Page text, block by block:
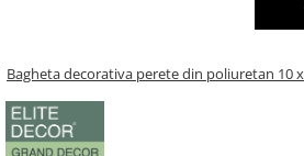
Bagheta decorativa perete din poliuretan 10 x